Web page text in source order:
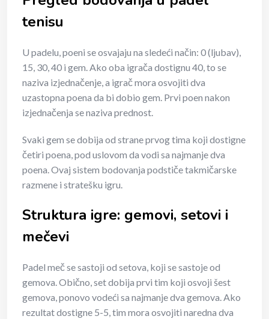
tenisu
U padelu, poeni se osvajaju na sledeći način: 0 (ljubav),
15, 30, 40 i gem. Ako oba igrača dostignu 40, to se
naziva izjednačenje, a igrač mora osvojiti dva
uzastopna poena da bi dobio gem. Prvi poen nakon
izjednačenja se naziva prednost.
Svaki gem se dobija od strane prvog tima koji dostigne
četiri poena, pod uslovom da vodi sa najmanje dva
poena. Ovaj sistem bodovanja podstiče takmičarske
razmene i stratešku igru.
Struktura igre: gemovi, setovi i
mečevi
Padel meč se sastoji od setova, koji se sastoje od
gemova. Obično, set dobija prvi tim koji osvoji šest
gemova, ponovo vodeći sa najmanje dva gemova. Ako
rezultat dostigne 5-5, tim mora osvojiti naredna dva